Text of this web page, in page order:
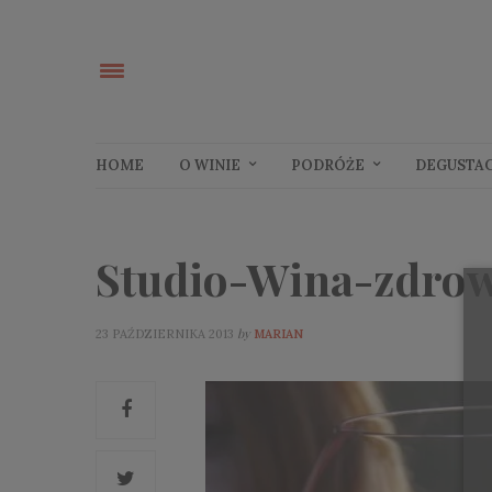
HOME O WINIE PODRÓŻE
Studio-Wina-
23 PAŹDZIERNIKA 2013 by MARIAN